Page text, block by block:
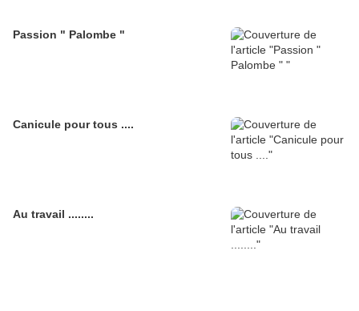
Passion " Palombe "
Canicule pour tous ....
Au travail ........